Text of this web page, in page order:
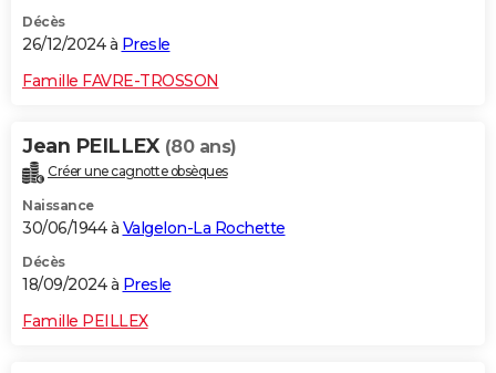
Décès
26/12/2024 à Presle
Famille FAVRE-TROSSON
Jean PEILLEX (80 ans)
Créer une cagnotte obsèques
Naissance
30/06/1944 à Valgelon-La Rochette
Décès
18/09/2024 à Presle
Famille PEILLEX